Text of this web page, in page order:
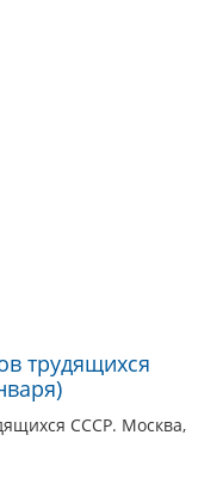
трудящихся
СССР. Москва,